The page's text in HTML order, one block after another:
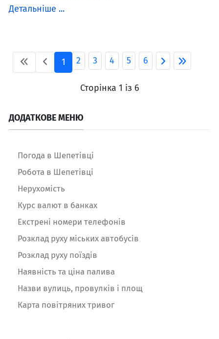
Детальніше ...
1 2 3 4 5 6
Сторінка 1 із 6
ДОДАТКОВЕ МЕНЮ
Погода в Шепетівці
Робота в Шепетівці
Нерухомість
Курс валют в банках
Екстрені номери телефонів
Розклад руху міських автобусів
Розклад руху поїздів
Наявність та ціна палива
Назви вулиць, провулків і площ
Карта повітряних тривог